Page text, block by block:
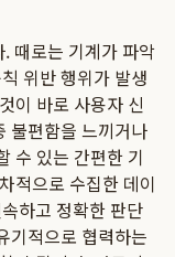
때로는 기계가 파악
위반 행위가 발생
이 바로 사용자 신
불편함을 느끼거나
수 있는 간편한 기
적으로 수집한 데이
하고 정확한 판단
기적으로 협력하는